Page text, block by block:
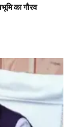
का गौरव